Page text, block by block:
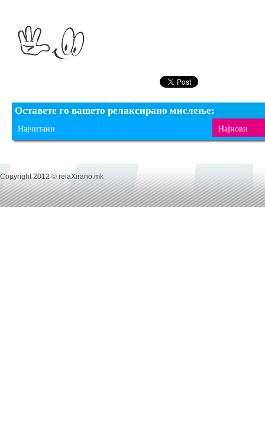
Оставете го вашето релаксирано мислење:
Најчитани Најнови
Copyright 2012 © relaXirano.mk